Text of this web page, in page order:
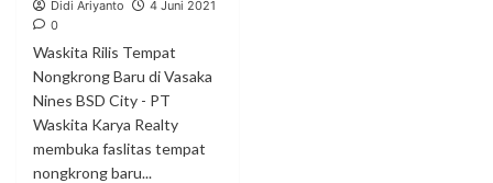
Didi Ariyanto
4 Juni 2021
0
Waskita Rilis Tempat
Nongkrong Baru di Vasaka
Nines BSD City - PT
Waskita Karya Realty
membuka faslitas tempat
nongkrong baru...